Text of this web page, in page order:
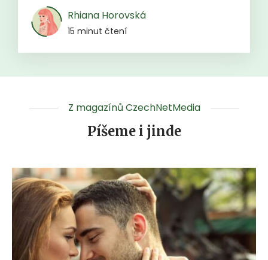
Rhiana Horovská
15 minut čtení
Z magazínů CzechNetMedia
Píšeme i jinde